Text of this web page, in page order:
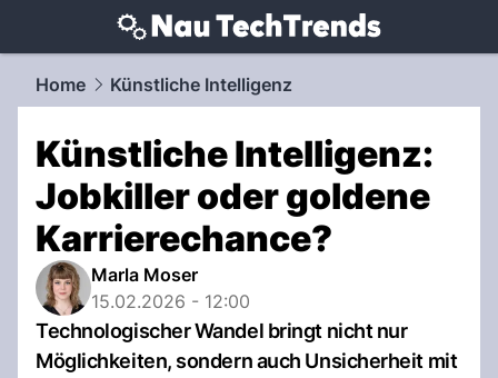
techtrends.NAU.ch
Home Künstliche Intelligenz
Künstliche Intelligenz:
Jobkiller oder goldene
Karrierechance?
Marla Moser
15.02.2026 - 12:00
Technologischer Wandel bringt nicht nur
Möglichkeiten, sondern auch Unsicherheit mit